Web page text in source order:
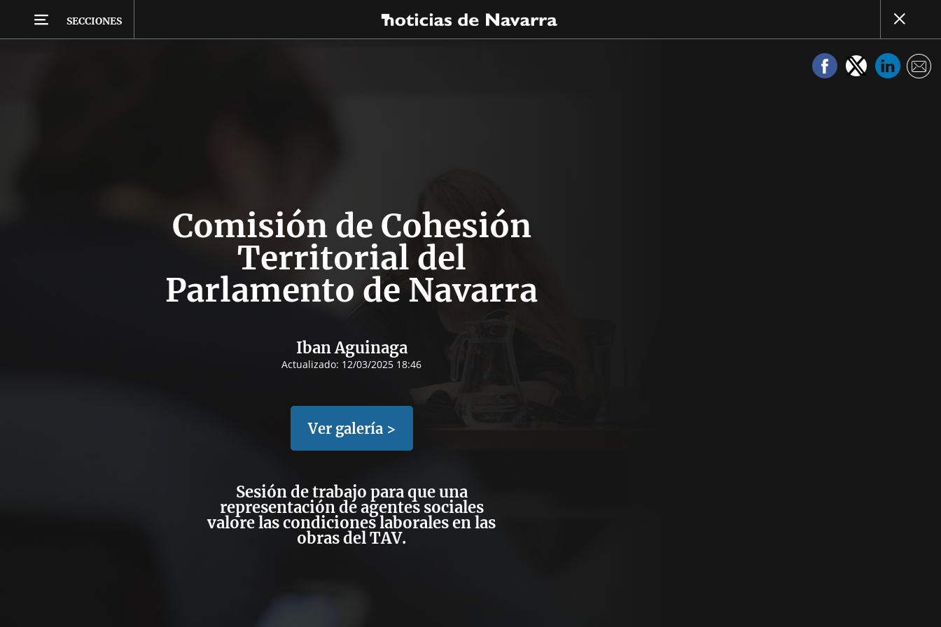
SECCIONES
Comisión de Cohesión
Territorial del
Parlamento de Navarra
Iban Aguinaga
Actualizado: 12/03/2025 18:46
Ver galería >
Sesión de trabajo para que una
representación de agentes sociales
valore las condiciones laborales en las
obras del TAV.